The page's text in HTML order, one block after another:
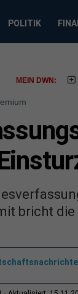
POLITIK
MEIN DWN:
bricht